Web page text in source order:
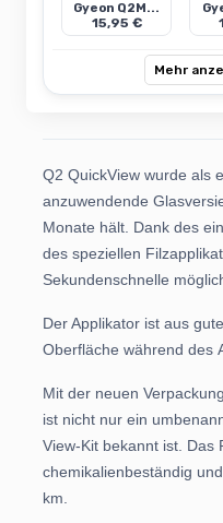
Gyeon Q2M...
15,95 €
Mehr
Q2 QuickView wurde als
anzuwendende
Monate hält. Dank des
des speziellen
Sekundenschnelle
Der Applikator ist aus
Oberfläche während des
Mit der neuen
ist nicht nur ein
View-Kit bekannt ist. Das
chemikalienbeständig
km.